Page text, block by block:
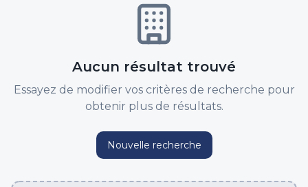
Aucun résultat trouvé
Essayez de modifier vos critères de recherche pour
obtenir plus de résultats.
Nouvelle recherche